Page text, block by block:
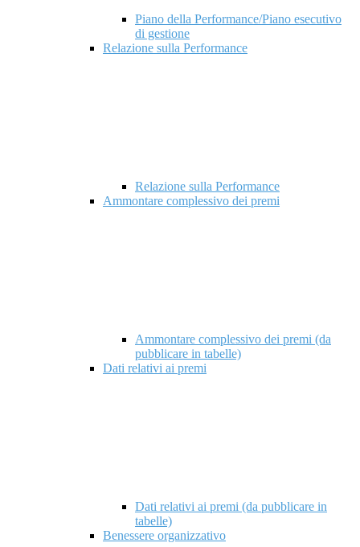
Piano della Performance/Piano esecutivo
di gestione
Relazione sulla Performance
Relazione sulla Performance
Ammontare complessivo dei premi
Ammontare complessivo dei premi (da
pubblicare in tabelle)
Dati relativi ai premi
Dati relativi ai premi (da pubblicare in
tabelle)
Benessere organizzativo